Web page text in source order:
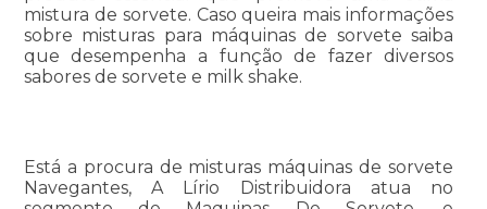
mistura de sorvete. Caso queira mais informações
sobre misturas para máquinas de sorvete saiba
que desempenha a função de fazer diversos
sabores de sorvete e milk shake.
Está a procura de misturas máquinas de sorvete
Navegantes, A Lírio Distribuidora atua no